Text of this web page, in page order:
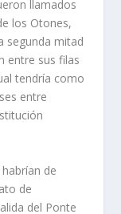
llamados
los Otones,
segunda mitad
entre sus filas
tendría como
entre
de
de
del Ponte